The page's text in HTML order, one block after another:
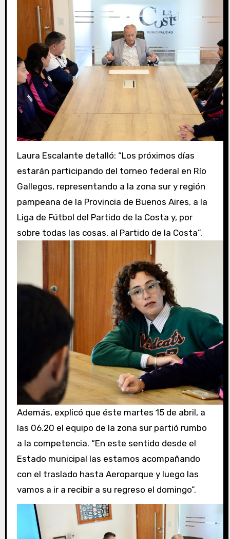
Laura Escalante detalló: “Los próximos días
estarán participando del torneo federal en Río
Gallegos, representando a la zona sur y región
pampeana de la Provincia de Buenos Aires, a la
Liga de Fútbol del Partido de la Costa y, por
sobre todas las cosas, al Partido de la Costa”.
Además, explicó que éste martes 15 de abril, a
las 06.20 el equipo de la zona sur partió rumbo
a la competencia. “En este sentido desde el
Estado municipal las estamos acompañando
con el traslado hasta Aeroparque y luego las
vamos a ir a recibir a su regreso el domingo”.